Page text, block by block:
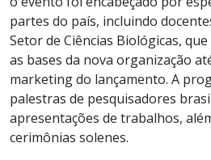
partes do país, incluindo
Setor de Ciências Biológicas,
as bases da nova organização
marketing do lançamento. A
palestras de pesquisadores
apresentações de trabalhos,
cerimônias solenes.